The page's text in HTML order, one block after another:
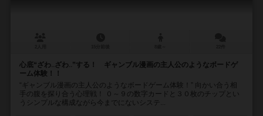
心底“ざわ‥ざわ‥”する！ ギャンブル漫画の主人公のようなボードゲ
ーム体験！！
“ギャンブル漫画の主人公のようなボードゲーム体験！” 向かい合う相
手の腹を探り合う心理戦！ ０～９の数字カードと３０枚のチップとい
うシンプルな構成ながら今までにないシステ...